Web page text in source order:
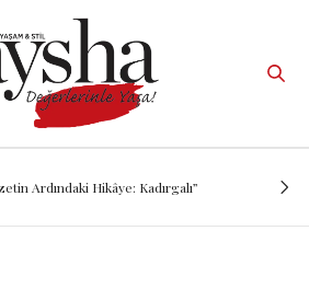
Ardındaki Hikâye: Kadırgalı”